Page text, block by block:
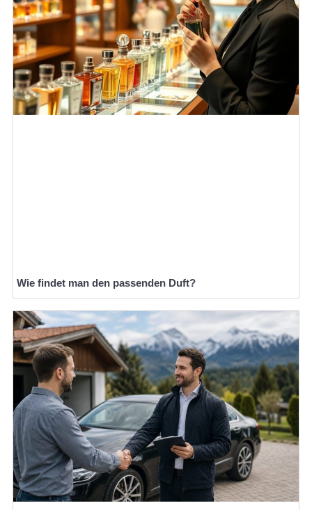
Wie findet man den passenden Duft?